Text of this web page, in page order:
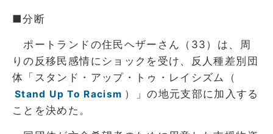
■分断
ポートランドの住民ヘザーさん（33）は、周
りの反移民感情にショックを受け、反人種差別団
体「スタンド・アップ・トゥ・レイシズム（
Stand Up To Racism ）」の地元支部に加入する
ことを決めた。